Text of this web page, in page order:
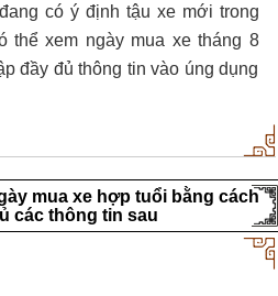
có ý định tậu xe mới trong
thể xem ngày mua xe tháng 8
đầy đủ thông tin vào úng dụng
mua xe hợp tuổi bằng cách
các thông tin sau